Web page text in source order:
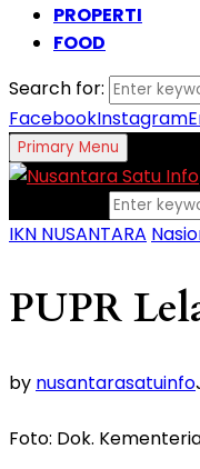
PROPERTI
FOOD
Search for:
FacebookInstagram
Primary Menu
IKN NUSANTARA
PUPR
by nusantarasatuinfo
Foto: Dok.